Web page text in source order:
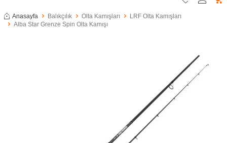
Anasayfa Balıkçılık Olta Kamışları
LRF Olta Kamışları
Alba Star Grenze Spin Olta Kamışı